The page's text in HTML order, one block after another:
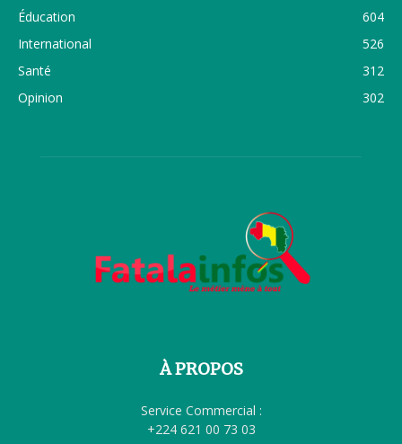
Éducation
604
International
526
Santé
312
Opinion
302
À PROPOS
Service Commercial :
+224 621 00 73 03